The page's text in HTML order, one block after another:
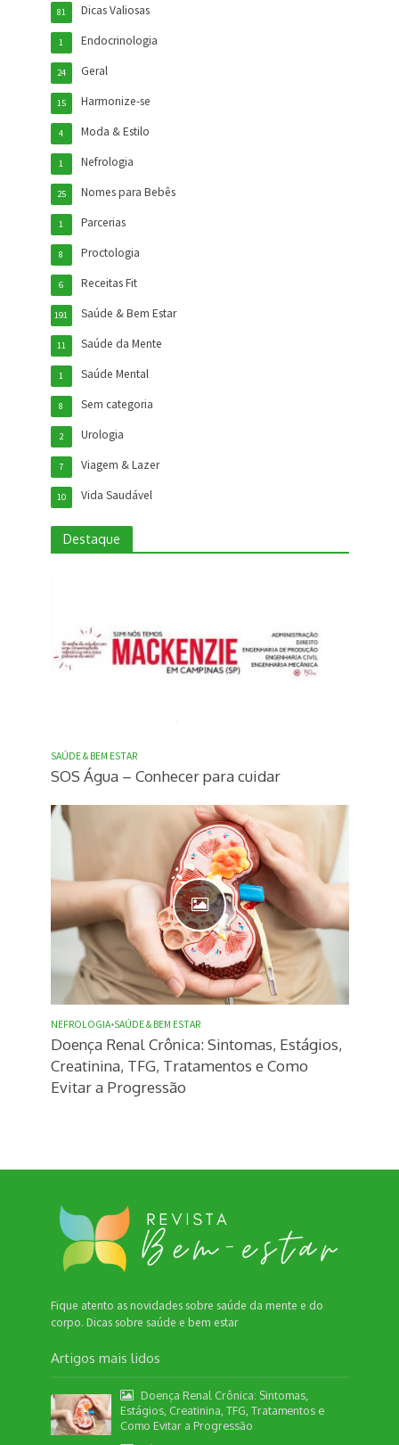
Dicas Valiosas
81
Endocrinologia
1
Geral
24
Harmonize-se
15
Moda & Estilo
4
Nefrologia
1
Nomes para Bebês
25
Parcerias
1
Proctologia
8
Receitas Fit
6
Saúde & Bem Estar
191
Saúde da Mente
11
Saúde Mental
1
Sem categoria
8
Urologia
2
Viagem & Lazer
7
Vida Saudável
10
Destaque
SAÚDE & BEM ESTAR
SOS Água – Conhecer para cuidar
NEFROLOGIA•SAÚDE & BEM ESTAR
Doença Renal Crônica: Sintomas, Estágios,
Creatinina, TFG, Tratamentos e Como
Evitar a Progressão
Fique atento as novidades sobre saúde da mente e do
corpo. Dicas sobre saúde e bem estar
Artigos mais lidos
Doença Renal Crônica: Sintomas,
Estágios, Creatinina, TFG, Tratamentos e
Como Evitar a Progressão